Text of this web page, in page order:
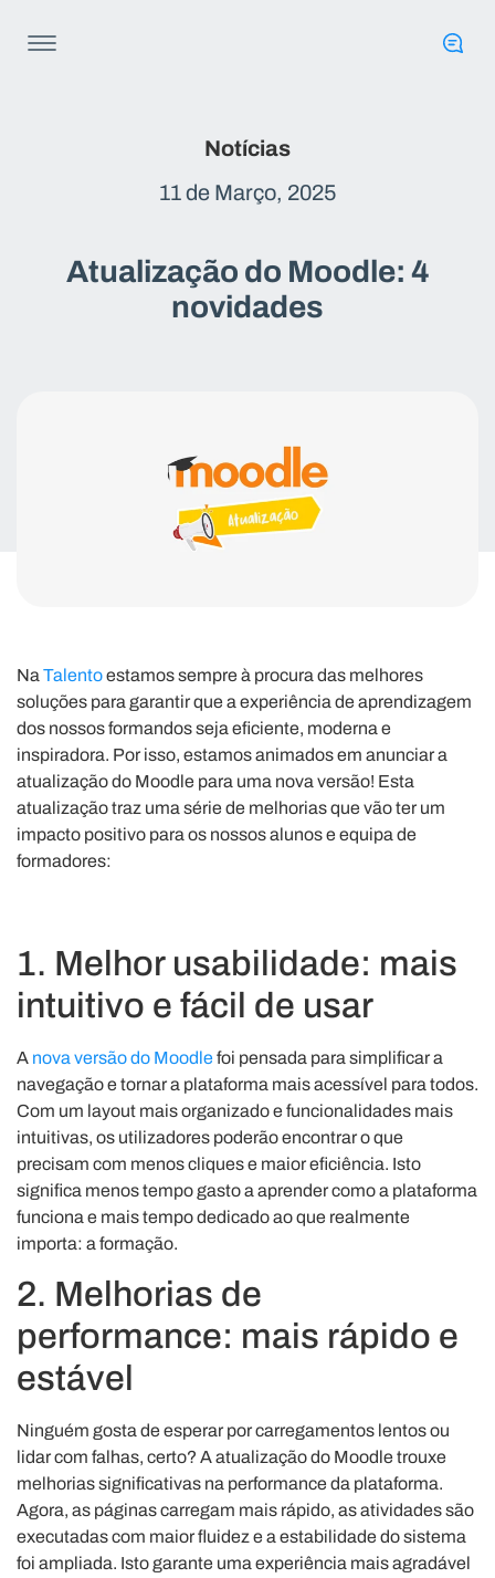
Notícias
11 de Março, 2025
Atualização do Moodle: 4
novidades
Na Talentoestamos sempre à procura das melhores
soluções para garantir que a experiência de aprendizagem
dos nossos formandos seja eficiente, moderna e
inspiradora. Por isso, estamos animados em anunciar a
atualização do Moodle para uma nova versão! Esta
atualização traz uma série de melhorias que vão ter um
impacto positivo para os nossos alunos e equipa de
formadores:
1. Melhor usabilidade: mais
intuitivo e fácil de usar
A nova versão do Moodlefoi pensada para simplificar a
navegação e tornar a plataforma mais acessível para todos.
Com um layout mais organizado e funcionalidades mais
intuitivas, os utilizadores poderão encontrar o que
precisam com menos cliques e maior eficiência. Isto
significa menos tempo gasto a aprender como a plataforma
funciona e mais tempo dedicado ao que realmente
importa: a formação.
2. Melhorias de
performance: mais rápido e
estável
Ninguém gosta de esperar por carregamentos lentos ou
lidar com falhas, certo? A atualização do Moodle trouxe
melhorias significativas na performance da plataforma.
Agora, as páginas carregam mais rápido, as atividades são
executadas com maior fluidez e a estabilidade do sistema
foi ampliada. Isto garante uma experiência mais agradável